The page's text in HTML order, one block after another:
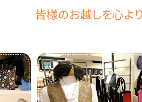
皆様のお越しを心よ